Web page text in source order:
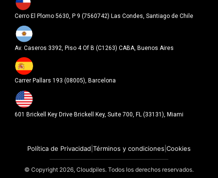
Cerro El Plomo 5630, P 9 (7560742) Las Condes, Santiago de Chile
Av. Caseros 3392, Piso 4 Of B (C1263) CABA, Buenos Aires
Carrer Pallars 193 (08005), Barcelona
601 Brickell Key Drive Brickell Key, Suite 700, FL (33131), Miami
Política de Privacidad Términos y condiciones Cookies
© Copyright 2026, Cloudpiles. Todos los derechos reservados.